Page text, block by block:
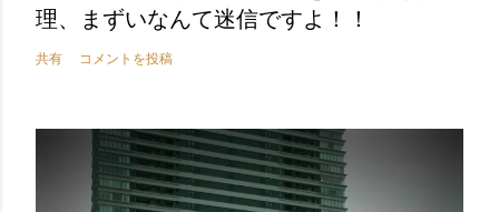
理、まずいなんて迷信ですよ！！
共有 コメントを投稿